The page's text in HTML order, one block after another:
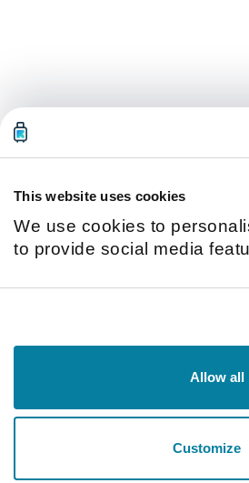
This website uses cookies
We use cookies to
to provide social media
use of our site with our
and analytics partners who
Allow all
Customize